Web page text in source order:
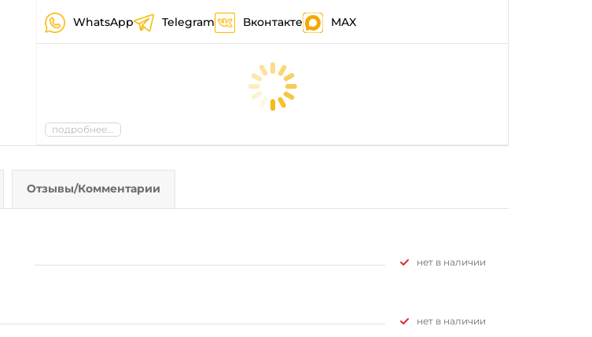
WhatsApp Telegram Вконтакте MAX
подробнее...
Отзывы/Комментарии
Нет в наличии
Нет в наличии